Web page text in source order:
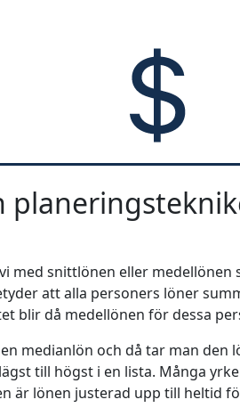
med snittlönen eller
att alla personers löner
blir då medellönen för dessa
medianlön och då tar man den
till högst i en lista. Många
är lönen justerad upp till heltid